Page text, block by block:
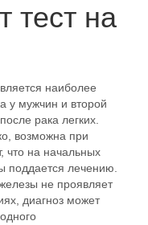
тест на
наиболее
у мужчин и второй
рака легких.
возможна при
что на начальных
поддается лечению.
не проявляет
диагноз может